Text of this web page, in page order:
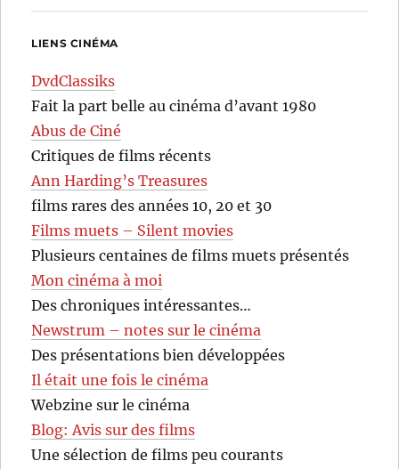
LIENS CINÉMA
DvdClassiks
Fait la part belle au cinéma d’avant 1980
Abus de Ciné
Critiques de films récents
Ann Harding’s Treasures
films rares des années 10, 20 et 30
Films muets – Silent movies
Plusieurs centaines de films muets présentés
Mon cinéma à moi
Des chroniques intéressantes…
Newstrum – notes sur le cinéma
Des présentations bien développées
Il était une fois le cinéma
Webzine sur le cinéma
Blog: Avis sur des films
Une sélection de films peu courants